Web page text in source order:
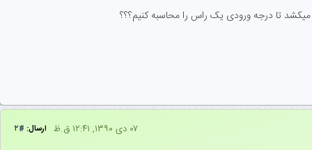
تا درجه ورودی یک راس را محاسبه کنیم؟؟؟
ارسال: #۲ ۰۷ دى ۱۳۹۰, ۱۲:۴۱ ق.ظ